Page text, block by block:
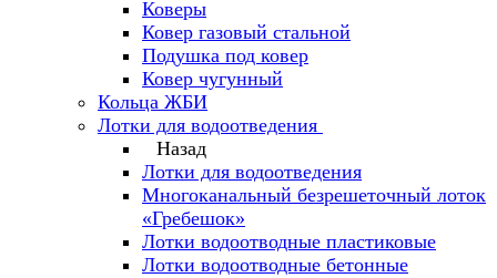
Коверы
Ковер газовый стальной
Подушка под ковер
Ковер чугунный
Кольца ЖБИ
Лотки для водоотведения
Назад
Лотки для водоотведения
Многоканальный безрешеточный лоток
«Гребешок»
Лотки водоотводные пластиковые
Лотки водоотводные бетонные